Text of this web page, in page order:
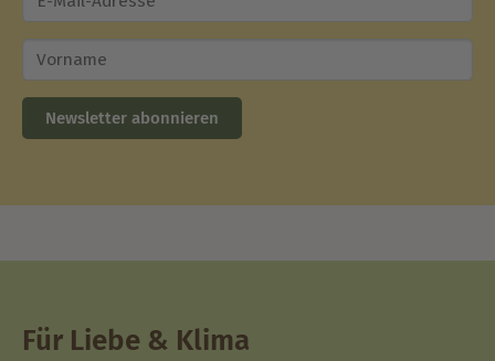
Newsletter abonnieren
Für Liebe & Klima